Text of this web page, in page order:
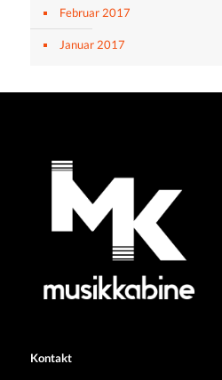
Februar 2017
Januar 2017
Kontakt